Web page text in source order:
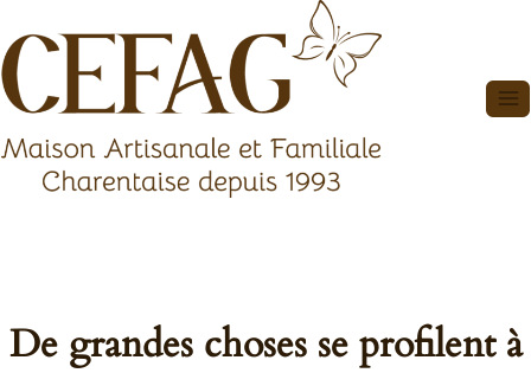
au
contenu
De grandes choses se profilent à